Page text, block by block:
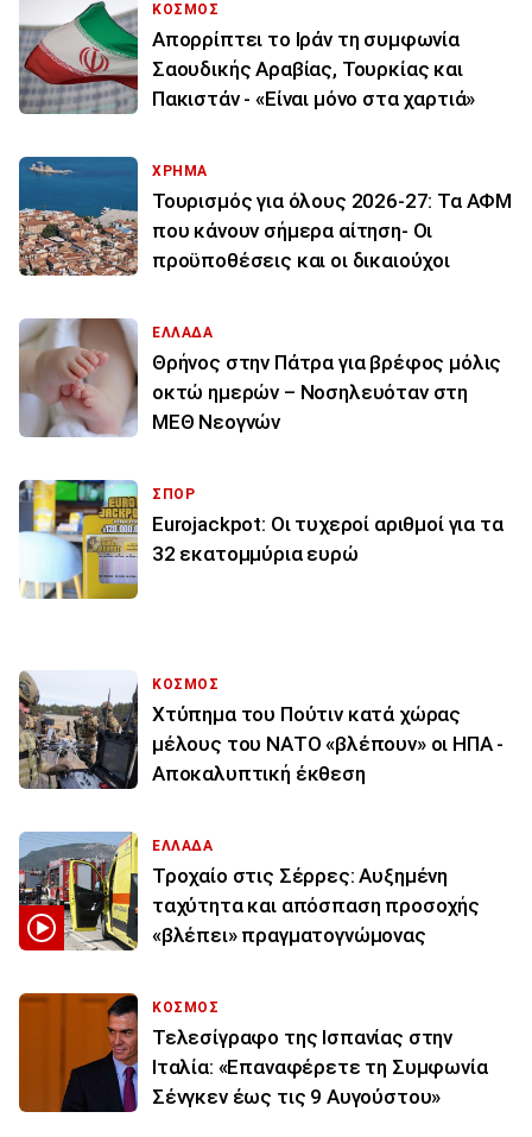
ΚΟΣΜΟΣ
Απορρίπτει το Ιράν τη συμφωνία
Σαουδικής Αραβίας, Τουρκίας και
Πακιστάν - «Είναι μόνο στα χαρτιά»
ΧΡΗΜΑ
Τουρισμός για όλους 2026-27: Τα ΑΦΜ
που κάνουν σήμερα αίτηση- Οι
προϋποθέσεις και οι δικαιούχοι
ΕΛΛΑΔΑ
Θρήνος στην Πάτρα για βρέφος μόλις
οκτώ ημερών – Νοσηλευόταν στη
ΜΕΘ Νεογνών
ΣΠΟΡ
Eurojackpot: Οι τυχεροί αριθμοί για τα
32 εκατoμμύρια ευρώ
ΚΟΣΜΟΣ
Χτύπημα του Πούτιν κατά χώρας
μέλους του ΝΑΤΟ «βλέπουν» οι ΗΠΑ -
Αποκαλυπτική έκθεση
ΕΛΛΑΔΑ
Τροχαίο στις Σέρρες: Αυξημένη
ταχύτητα και απόσπαση προσοχής
«βλέπει» πραγματογνώμονας
ΚΟΣΜΟΣ
Τελεσίγραφο της Ισπανίας στην
Ιταλία: «Επαναφέρετε τη Συμφωνία
Σένγκεν έως τις 9 Αυγούστου»